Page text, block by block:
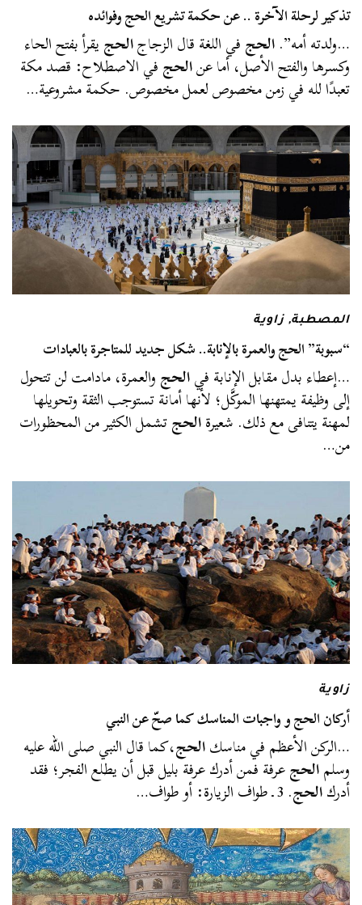
تذكير لرحلة الآخرة .. عن حكمة تشريع الحج وفوائده
…ولدته أمه”.الحجفي اللغة قال الزجاجالحجيقرأ بفتح الحاء
وكسرها والفتح الأصل، أما عنالحجفي الاصطلاح: قصد مكة
تعبدًا لله في زمن مخصوص لعمل مخصوص. حكمة مشروعية…
المصطبة, زاوية
“سبوبة” الحج والعمرة بالإنابة.. شكل جديد للمتاجرة بالعبادات
…إعطاء بدل مقابل الإنابة فيالحجوالعمرة، مادامت لن تتحول
إلى وظيفة يمتهنها الموكَّل؛ لأنها أمانة تستوجب الثقة وتحويلها
لمهنة يتنافى مع ذلك. شعيرةالحجتشمل الكثير من المحظورات
من…
زاوية
أركان الحج و واجبات المناسك كما صحّ عن النبي
…الركن الأعظم في مناسكالحج،كما قال النبي صلى الله عليه
وسلمالحجعرفة فمن أدرك عرفة بليل قبل أن يطلع الفجر؛ فقد
أدركالحج. 3 ـ طواف الزيارة: أو طواف…